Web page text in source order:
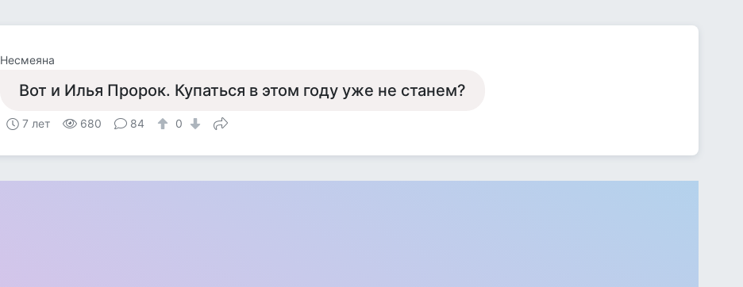
Несмеяна
Вот и Илья Пророк. Купаться в этом году уже не станем?
7 лет 680 84 0